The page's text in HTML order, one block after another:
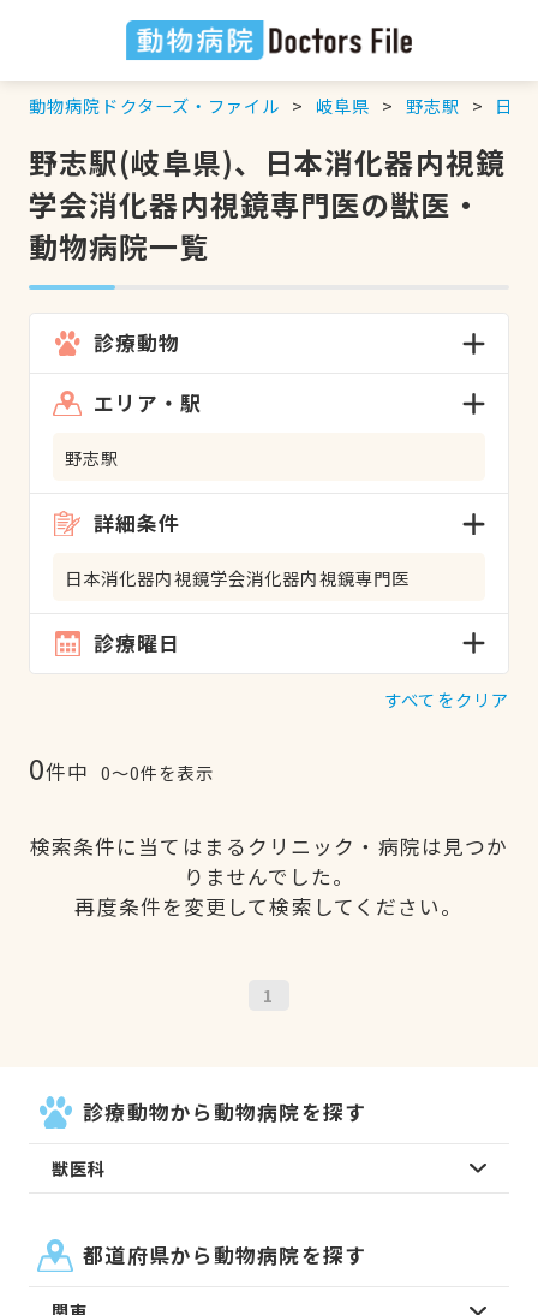
動物病院ドクターズ・ファイル 岐阜県 野志駅 日
野志駅(岐阜県)、日本消化器内視鏡
学会消化器内視鏡専門医の獣医・
動物病院一覧
診療動物
エリア・駅
野志駅
詳細条件
日本消化器内視鏡学会消化器内視鏡専門医
診療曜日
すべてをクリア
0件中 0〜0件を表示
検索条件に当てはまるクリニック・病院は見つか
りませんでした。
再度条件を変更して検索してください。
1
診療動物から動物病院を探す
獣医科
都道府県から動物病院を探す